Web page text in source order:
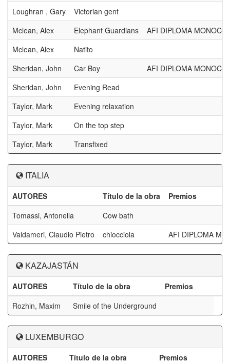
Loughran , Gary
Victorian gent
Mclean, Alex
Elephant Guardians
AFI DIPLOMA
Mclean, Alex
Natito
Sheridan, John
Car Boy
AFI DIPLOMA
Sheridan, John
Evening Read
Taylor, Mark
Evening relaxation
Taylor, Mark
On the top step
Taylor, Mark
Transfixed
ITALIA
AUTORES Título de la obra
Premios
Tomassi, Antonella
Cow bath
Valdameri, Claudio Pietro
chiocciola AFI DIPLOMA
KAZAJASTÁN
AUTORES Título de la obra
Premios
Rozhin, Maxim
Smile of the Underground
LUXEMBURGO
AUTORES Título de la obra
Premios